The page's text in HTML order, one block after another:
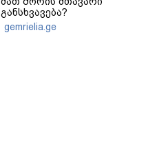
განსხვავება?
gemrielia.ge